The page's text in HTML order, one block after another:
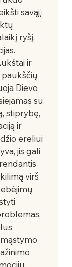
savąjį
ryšį,
ir
paukščių
Dievo
su
stiprybę,
ir
ereliui
jis gali
virš